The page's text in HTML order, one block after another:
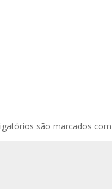
são marcados